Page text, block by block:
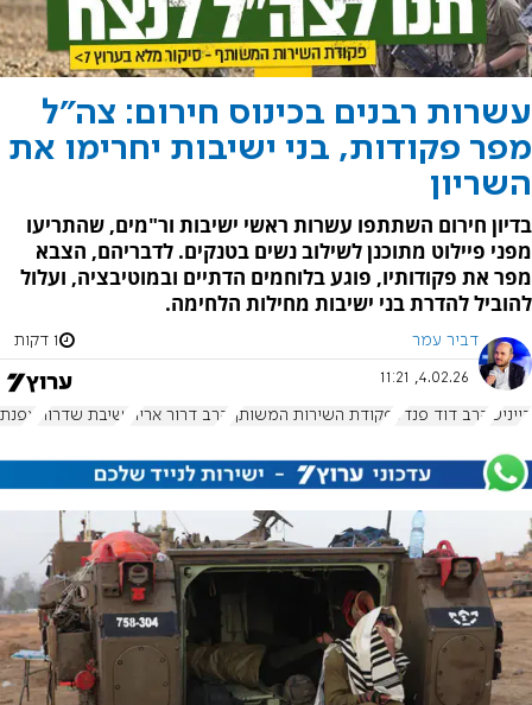
עשרות רבנים בכינוס חירום: צה"ל
מפר פקודות, בני ישיבות יחרימו את
השריון
בדיון חירום השתתפו עשרות ראשי ישיבות ור"מים, שהתריעו
מפני פיילוט מתוכנן לשילוב נשים בטנקים. לדבריהם, הצבא
מפר את פקודותיו, פוגע בלוחמים הדתיים ובמוטיבציה, ועלול
להוביל להדרת בני ישיבות מחילות הלחימה.
דביר עמר 1 דקות
4.02.26, 11:21
בייניש הרב דוד פנדל פקודת השירות המשותף הרב דרור אריה ישיבת שדרות